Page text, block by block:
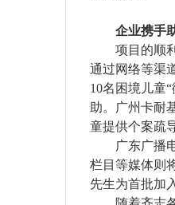
企业携手
项目的顺
通过网络等渠
10名困境儿童
助。广州卡耐
童提供个案疏
广东广播
栏目等媒体则
先生为首批加